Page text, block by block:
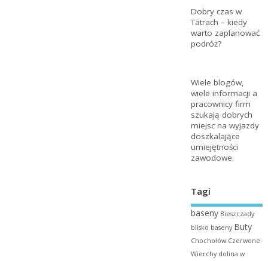
Dobry czas w
Tatrach – kiedy
warto zaplanować
podróż?
Wiele blogów,
wiele informacji a
pracownicy firm
szukają dobrych
miejsc na wyjazdy
doszkalające
umiejętności
zawodowe.
Tagi
baseny Bieszczady
blisko baseny Buty
Chochołów Czerwone
Wierchy dolina w